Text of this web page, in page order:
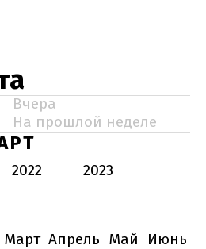
Вчера
На прошлой неделе
2022
2023
Март Апрель Май Июнь